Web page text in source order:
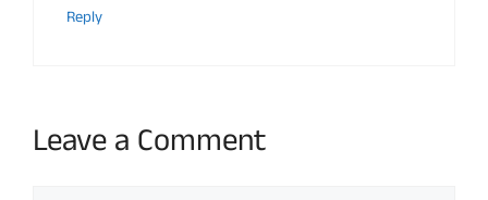
Reply
Leave a Comment